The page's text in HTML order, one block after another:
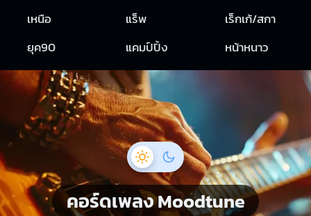
เหนือ
แร็พ
เร็กเก้/สกา
ยุค90
แคมป์ปิ้ง หน้าหนาว
คอร์ดเพลง Moodtune